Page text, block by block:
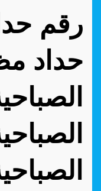
رقم
حداد